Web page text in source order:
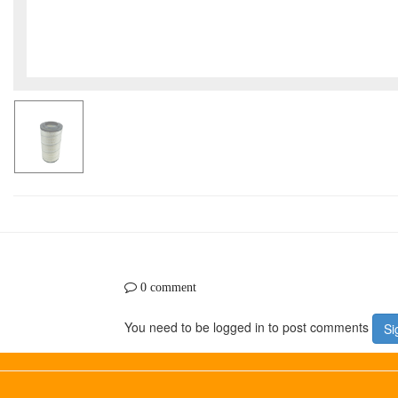
0 comment
You need to be logged in to post comments